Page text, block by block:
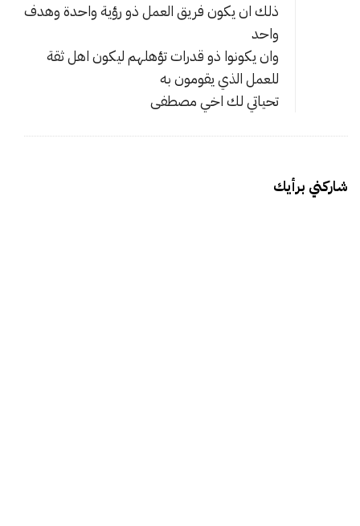
ذلك ان يكون فريق العمل ذو رؤية واحدة وهدف
واحد
وان يكونوا ذو قدرات تؤهلهم ليكون اهل ثقة
للعمل الذي يقومون به
تحياتي لك اخي مصطفى
شاركني برأيك